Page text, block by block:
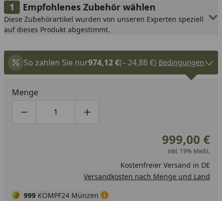
Empfohlenes Zubehör wählen
Diese Zubehörartikel wurden von unseren Experten speziell
auf dieses Produkt abgestimmt.
So zahlen Sie nur974,12 €(– 24,88 €) Bedingungen
Menge
Produktmenge um eins verringern
Produktmenge manuell eingeben
Produktmenge um eins erhöhen
999,00 €
inkl. 19% MwSt.
Kostenfreier Versand in DE
Versandkosten nach Menge und Land
999 KÖMPF24 Münzen